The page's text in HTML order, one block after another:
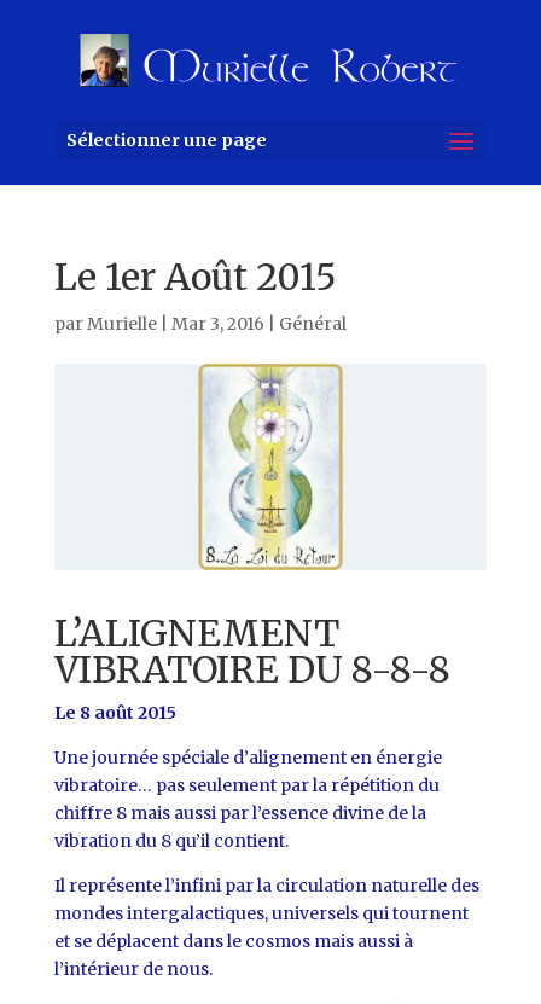
Sélectionner une page
Le 1er Août 2015
parMurielle| Mar 3, 2016 Général
L’ALIGNEMENT
VIBRATOIRE DU 8-8-8
Le 8 août 2015
Une journée spéciale d’alignement en énergie
vibratoire… pas seulement par la répétition du
chiffre 8 mais aussi par l’essence divine de la
vibration du 8 qu’il contient.
Il représente l’infini par la circulation naturelle des
mondes intergalactiques, universels qui tournent
et se déplacent dans le cosmos mais aussi à
l’intérieur de nous.